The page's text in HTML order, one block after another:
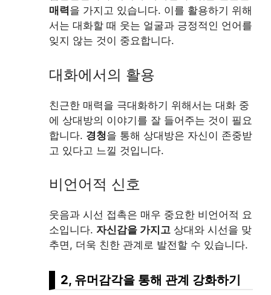
매력을 가지고 있습니다. 이를 활용하기 위해
서는 대화할 때 웃는 얼굴과 긍정적인 언어를
잊지 않는 것이 중요합니다.
대화에서의 활용
친근한 매력을 극대화하기 위해서는 대화 중
에 상대방의 이야기를 잘 들어주는 것이 필요
합니다. 경청을 통해 상대방은 자신이 존중받
고 있다고 느낄 것입니다.
비언어적 신호
웃음과 시선 접촉은 매우 중요한 비언어적 요
소입니다. 자신감을 가지고 상대와 시선을 맞
추면, 더욱 친한 관계로 발전할 수 있습니다.
2, 유머감각을 통해 관계 강화하기